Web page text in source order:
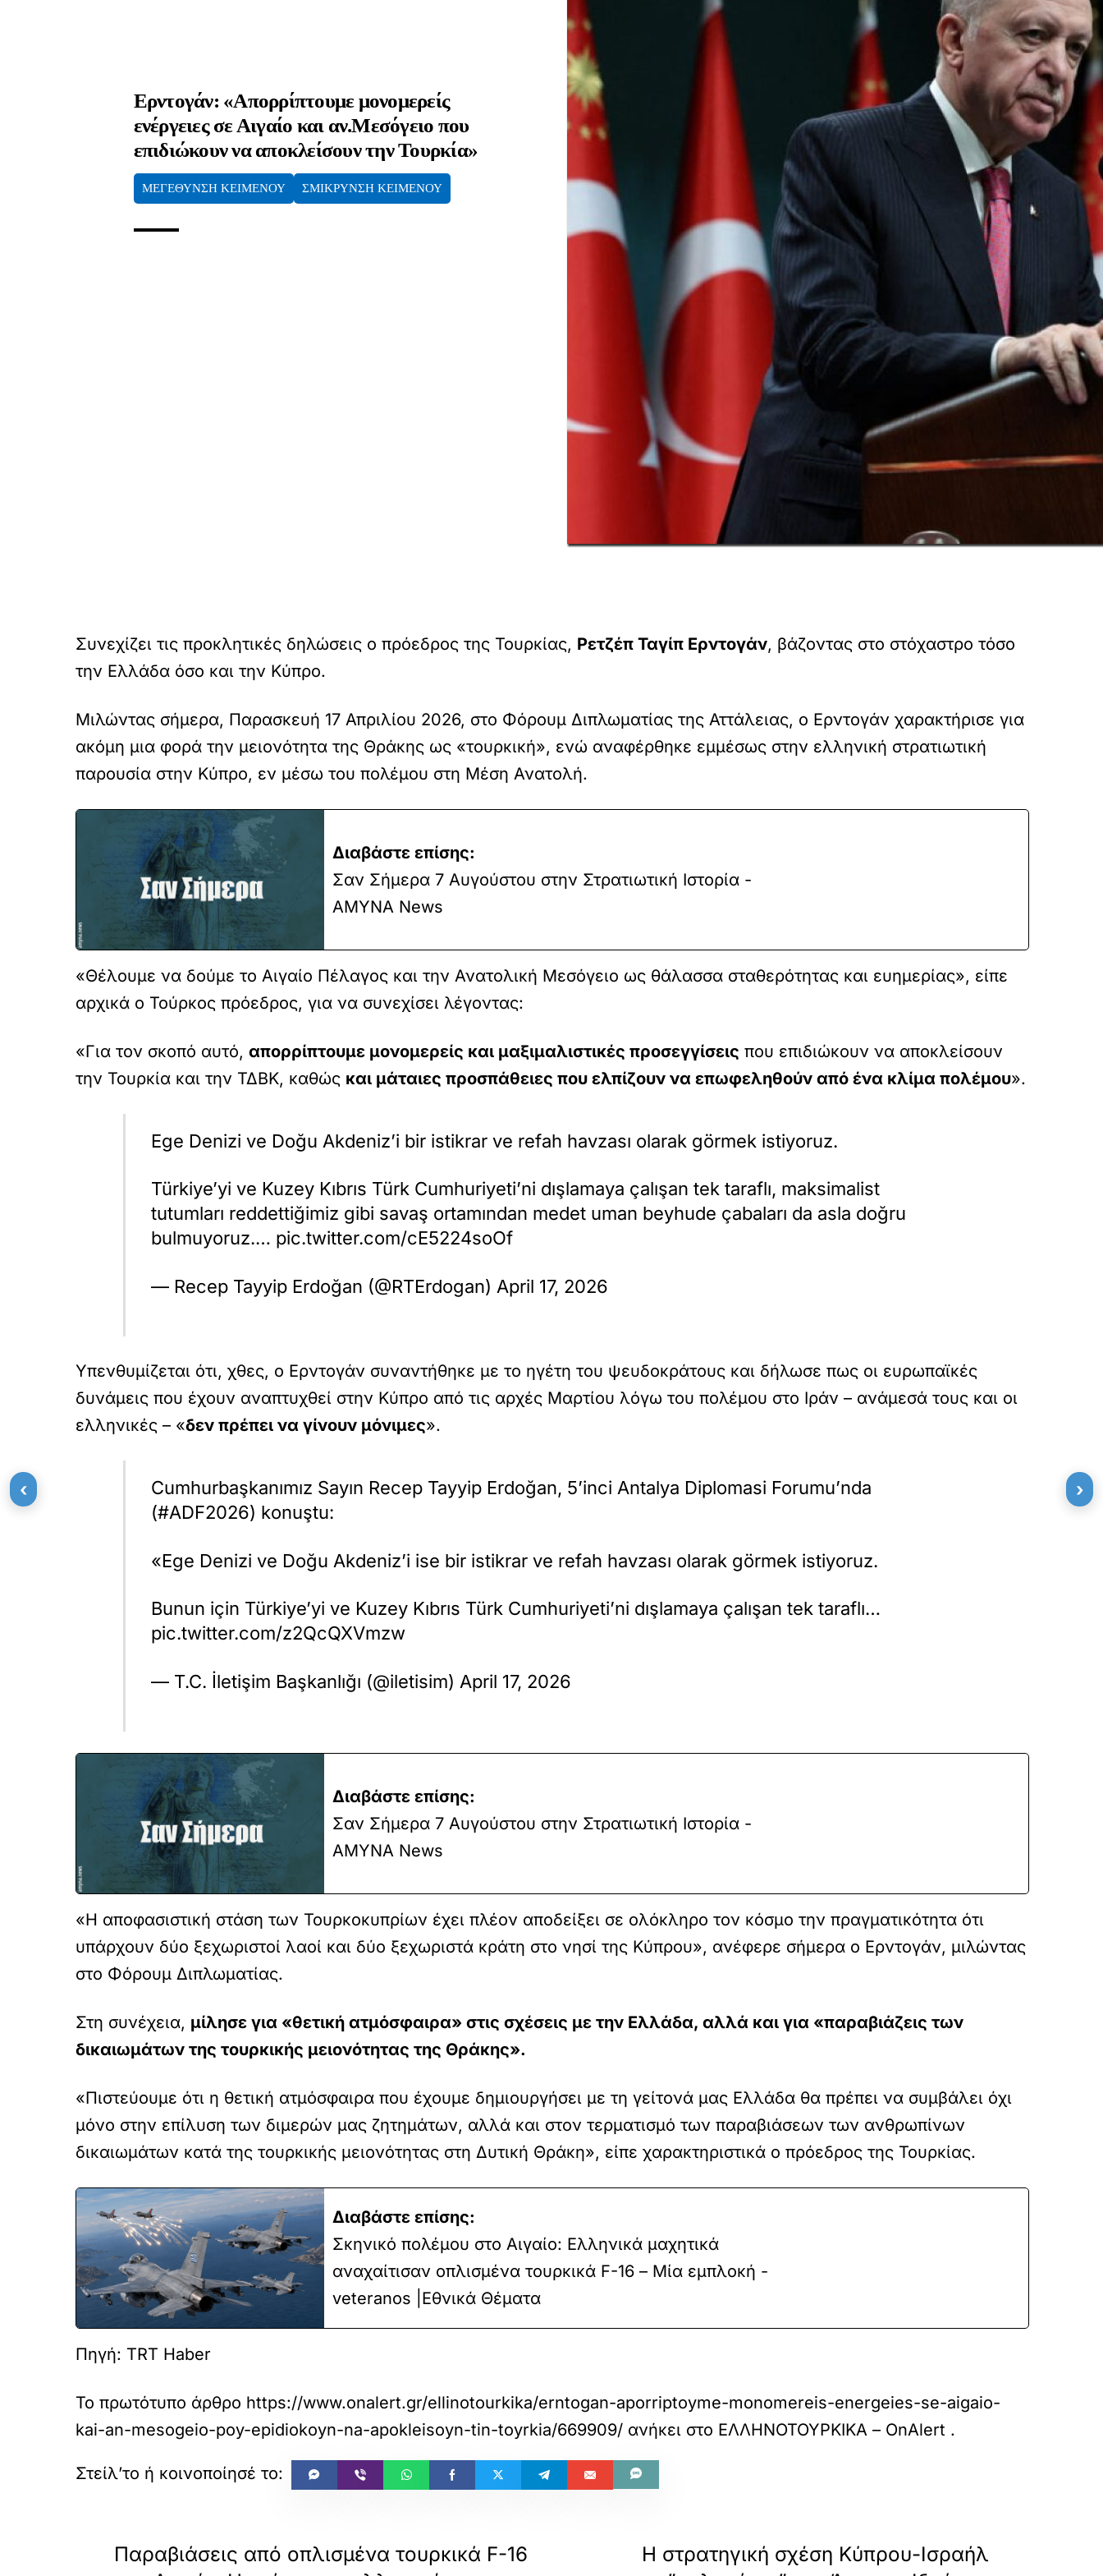
Ερντογάν: «Απορρίπτουμε μονομερείς
ενέργειες σε Αιγαίο και αν.Μεσόγειο που
επιδιώκουν να αποκλείσουν την Τουρκία»
ΜΕΓΕΘΥΝΣΗ ΚΕΙΜΕΝΟΥ ΣΜΙΚΡΥΝΣΗ ΚΕΙΜΕΝΟΥ
Συνεχίζει τις προκλητικές δηλώσεις ο πρόεδρος της Τουρκίας, Ρετζέπ Ταγίπ Ερντογάν, βάζοντας στο στόχαστρο τόσο
την Ελλάδα όσο και την Κύπρο.
Μιλώντας σήμερα, Παρασκευή 17 Απριλίου 2026, στο Φόρουμ Διπλωματίας της Αττάλειας, ο Ερντογάν χαρακτήρισε για
ακόμη μια φορά την μειονότητα της Θράκης ως «τουρκική», ενώ αναφέρθηκε εμμέσως στην ελληνική στρατιωτική
παρουσία στην Κύπρο, εν μέσω του πολέμου στη Μέση Ανατολή.
Διαβάστε επίσης:
Σαν Σήμερα 7 Αυγούστου στην Στρατιωτική Ιστορία -
ΑΜΥΝΑ News
«Θέλουμε να δούμε το Αιγαίο Πέλαγος και την Ανατολική Μεσόγειο ως θάλασσα σταθερότητας και ευημερίας», είπε
αρχικά ο Τούρκος πρόεδρος, για να συνεχίσει λέγοντας:
«Για τον σκοπό αυτό, απορρίπτουμε μονομερείς και μαξιμαλιστικές προσεγγίσεις που επιδιώκουν να αποκλείσουν
την Τουρκία και την ΤΔΒΚ, καθώς και μάταιες προσπάθειες που ελπίζουν να επωφεληθούν από ένα κλίμα πολέμου».
Ege Denizi ve Doğu Akdeniz’i bir istikrar ve refah havzası olarak görmek istiyoruz.
Türkiye’yi ve Kuzey Kıbrıs Türk Cumhuriyeti’ni dışlamaya çalışan tek taraflı, maksimalist
tutumları reddettiğimiz gibi savaş ortamından medet uman beyhude çabaları da asla doğru
bulmuyoruz.… pic.twitter.com/cE5224soOf
— Recep Tayyip Erdoğan (@RTErdogan) April 17, 2026
Υπενθυμίζεται ότι, χθες, ο Ερντογάν συναντήθηκε με το ηγέτη του ψευδοκράτους και δήλωσε πως οι ευρωπαϊκές
δυνάμεις που έχουν αναπτυχθεί στην Κύπρο από τις αρχές Μαρτίου λόγω του πολέμου στο Ιράν – ανάμεσά τους και οι
ελληνικές – «δεν πρέπει να γίνουν μόνιμες».
Cumhurbaşkanımız Sayın Recep Tayyip Erdoğan, 5’inci Antalya Diplomasi Forumu’nda
(#ADF2026) konuştu:
«Ege Denizi ve Doğu Akdeniz’i ise bir istikrar ve refah havzası olarak görmek istiyoruz.
Bunun için Türkiye’yi ve Kuzey Kıbrıs Türk Cumhuriyeti’ni dışlamaya çalışan tek taraflı…
pic.twitter.com/z2QcQXVmzw
— T.C. İletişim Başkanlığı (@iletisim) April 17, 2026
Διαβάστε επίσης:
Σαν Σήμερα 7 Αυγούστου στην Στρατιωτική Ιστορία -
ΑΜΥΝΑ News
«Η αποφασιστική στάση των Τουρκοκυπρίων έχει πλέον αποδείξει σε ολόκληρο τον κόσμο την πραγματικότητα ότι
υπάρχουν δύο ξεχωριστοί λαοί και δύο ξεχωριστά κράτη στο νησί της Κύπρου», ανέφερε σήμερα ο Ερντογάν, μιλώντας
στο Φόρουμ Διπλωματίας.
Στη συνέχεια, μίλησε για «θετική ατμόσφαιρα» στις σχέσεις με την Ελλάδα, αλλά και για «παραβιάζεις των
δικαιωμάτων της τουρκικής μειονότητας της Θράκης».
«Πιστεύουμε ότι η θετική ατμόσφαιρα που έχουμε δημιουργήσει με τη γείτονά μας Ελλάδα θα πρέπει να συμβάλει όχι
μόνο στην επίλυση των διμερών μας ζητημάτων, αλλά και στον τερματισμό των παραβιάσεων των ανθρωπίνων
δικαιωμάτων κατά της τουρκικής μειονότητας στη Δυτική Θράκη», είπε χαρακτηριστικά ο πρόεδρος της Τουρκίας.
Διαβάστε επίσης:
Σκηνικό πολέμου στο Αιγαίο: Ελληνικά μαχητικά
αναχαίτισαν οπλισμένα τουρκικά F-16 – Μία εμπλοκή -
veteranos |Εθνικά Θέματα
Πηγή: TRT Haber
Το πρωτότυπο άρθρο https://www.onalert.gr/ellinotourkika/erntogan-aporriptoyme-monomereis-energeies-se-aigaio-
kai-an-mesogeio-poy-epidiokoyn-na-apokleisoyn-tin-toyrkia/669909/ ανήκει στο ΕΛΛΗΝΟΤΟΥΡΚΙΚΑ – OnAlert .
Παραβιάσεις από οπλισμένα τουρκικά F-16
Η στρατηγική σχέση Κύπρου-Ισραήλ
‹ ›